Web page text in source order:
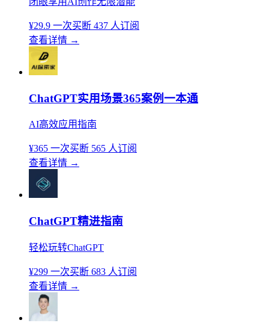
¥29.9 一次买断 437 人订阅
查看详情 →
ChatGPT实用场景365案例一本通
AI高效应用指南
¥365 一次买断 565 人订阅
查看详情 →
ChatGPT精进指南
轻松玩转ChatGPT
¥299 一次买断 683 人订阅
查看详情 →